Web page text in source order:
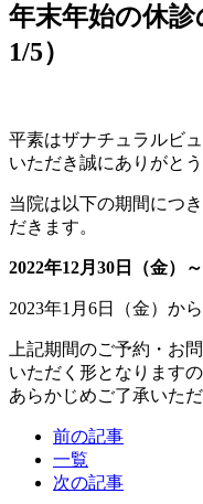
年末年始の休診
1/5）
平素はザナチュラルビ
いただき誠にありがとう
当院は以下の期間につ
だきます。
2022年12月30日（金）
2023年1月6日（金）か
上記期間のご予約・お
いただく形となります
あらかじめご了承いた
前の記事
一覧
次の記事